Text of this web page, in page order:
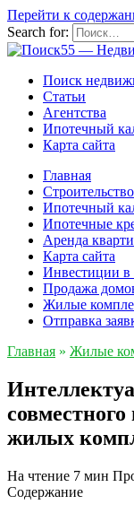
Перейти к
Search for:
Поиск
Статьи
Агентства
Ипотечный
Карта сайта
Главная
Строительство
Ипотечный
Ипотечные
Аренда
Карта сайта
Инвестиции в
Продажа
Жилые
Отправка
Главная » Жилые
жилых
На чтение 7 мин
Содержание